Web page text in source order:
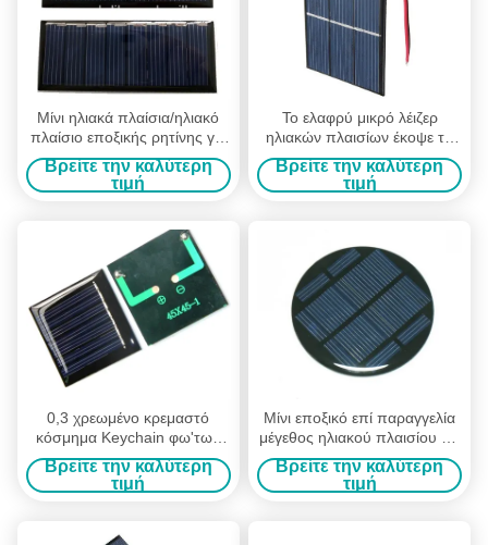
Μίνι ηλιακά πλαίσια/ηλιακό
πλαίσιο εποξικής ρητίνης για
τον ηλεκτρικό φωτισμό
φανών
Βρείτε την καλύτερη
τιμή
Το ελαφρύ μικρό λέιζερ
ηλιακών πλαισίων έκοψε το
ακριβές μέγεθος που
σφραγίστηκε ενάντια στη
διάβρωση
Βρείτε την καλύτερη
τιμή
0,3 χρεωμένο κρεμαστό
κόσμημα Keychain φω'των
των μίνι εποξικών οδηγήσεων
ρητίνης Β DIY ηλιακό πλαίσιο
Βρείτε την καλύτερη
τιμή
Μίνι εποξικό επί παραγγελία
μέγεθος ηλιακού πλαισίου για
την ελαφριά μπαταρία κήπων
των οδηγήσεων
Βρείτε την καλύτερη
τιμή